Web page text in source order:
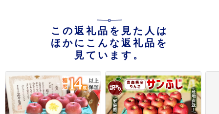
この返礼品を見た人は
ほかにこんな返礼品を
見ています。